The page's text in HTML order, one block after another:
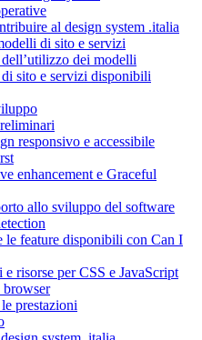
al design system .italia
di sito e servizi
dei modelli
sito e servizi disponibili
responsivo e accessibile
enhancement e Graceful
allo sviluppo del software
le feature disponibili con Can I
risorse per CSS e JavaScript
browser
prestazioni